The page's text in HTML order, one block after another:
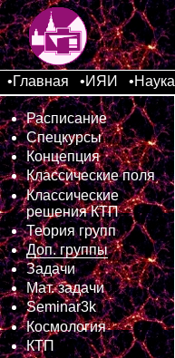
•Главная •ИЯИ •Наука
Расписание
Спецкурсы
Концепция
Классические поля
Классические
решения КТП
Теория групп
Доп. группы
Задачи
Мат. задачи
Seminar3k
Космология
КТП